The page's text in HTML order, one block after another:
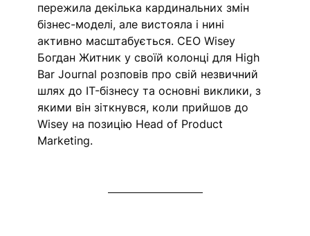
пережила декілька кардинальних змін
бізнес-моделі, але вистояла і нині
активно масштабується. СЕО Wisey
Богдан Житник у своїй колонці для High
Bar Journal розповів про свій незвичний
шлях до IT-бізнесу та основні виклики, з
якими він зіткнувся, коли прийшов до
Wisey на позицію Head of Product
Marketing.